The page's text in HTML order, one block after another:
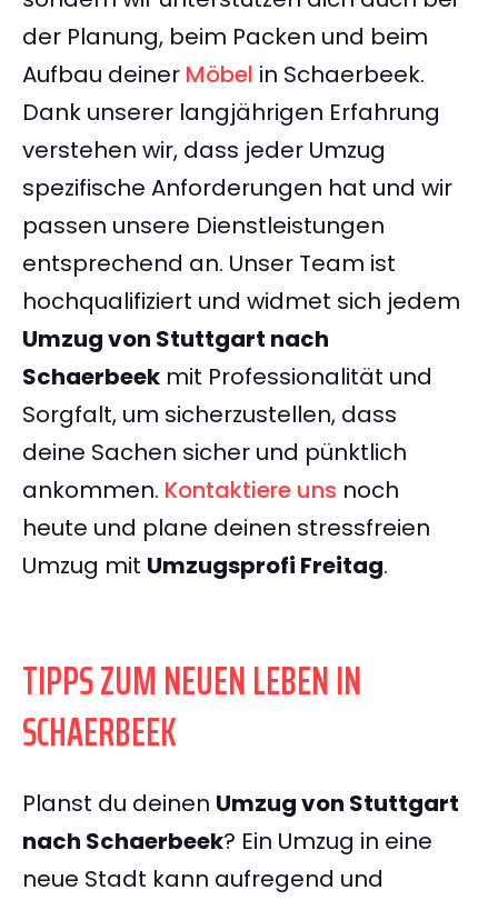
der Planung, beim Packen und beim
Aufbau deiner Möbel in Schaerbeek.
Dank unserer langjährigen Erfahrung
verstehen wir, dass jeder Umzug
spezifische Anforderungen hat und wir
passen unsere Dienstleistungen
entsprechend an. Unser Team ist
hochqualifiziert und widmet sich jedem
Umzug von Stuttgart nach
Schaerbeek mit Professionalität und
Sorgfalt, um sicherzustellen, dass
deine Sachen sicher und pünktlich
ankommen. Kontaktiere uns noch
heute und plane deinen stressfreien
Umzug mit Umzugsprofi Freitag.
TIPPS ZUM NEUEN LEBEN IN
SCHAERBEEK
Planst du deinen Umzug von Stuttgart
nach Schaerbeek? Ein Umzug in eine
neue Stadt kann aufregend und